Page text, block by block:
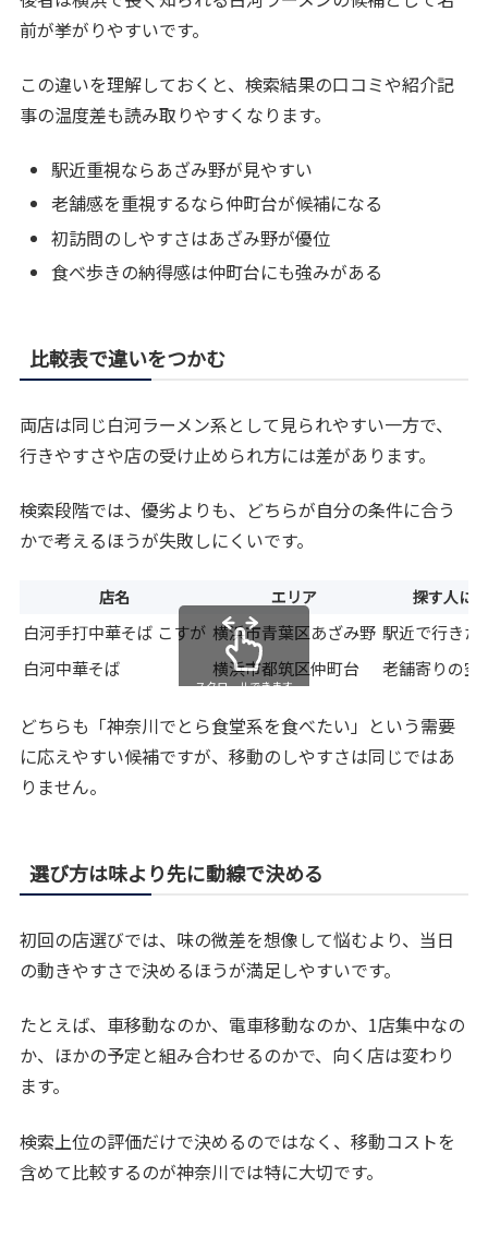
前が挙がりやすいです。
この違いを理解しておくと、検索結果の口コミや紹介記
事の温度差も読み取りやすくなります。
駅近重視ならあざみ野が見やすい
老舗感を重視するなら仲町台が候補になる
初訪問のしやすさはあざみ野が優位
食べ歩きの納得感は仲町台にも強みがある
比較表で違いをつかむ
両店は同じ白河ラーメン系として見られやすい一方で、
行きやすさや店の受け止められ方には差があります。
検索段階では、優劣よりも、どちらが自分の条件に合う
かで考えるほうが失敗しにくいです。
店名 エリア 探す人に
白河手打中華そば こすが 横浜市青葉区あざみ野 駅近で行きた
白河中華そば
横浜市都筑区仲町台 老舗寄りの空
スクロールできます
どちらも「神奈川でとら食堂系を食べたい」という需要
に応えやすい候補ですが、移動のしやすさは同じではあ
りません。
選び方は味より先に動線で決める
初回の店選びでは、味の微差を想像して悩むより、当日
の動きやすさで決めるほうが満足しやすいです。
たとえば、車移動なのか、電車移動なのか、1店集中なの
か、ほかの予定と組み合わせるのかで、向く店は変わり
ます。
検索上位の評価だけで決めるのではなく、移動コストを
含めて比較するのが神奈川では特に大切です。